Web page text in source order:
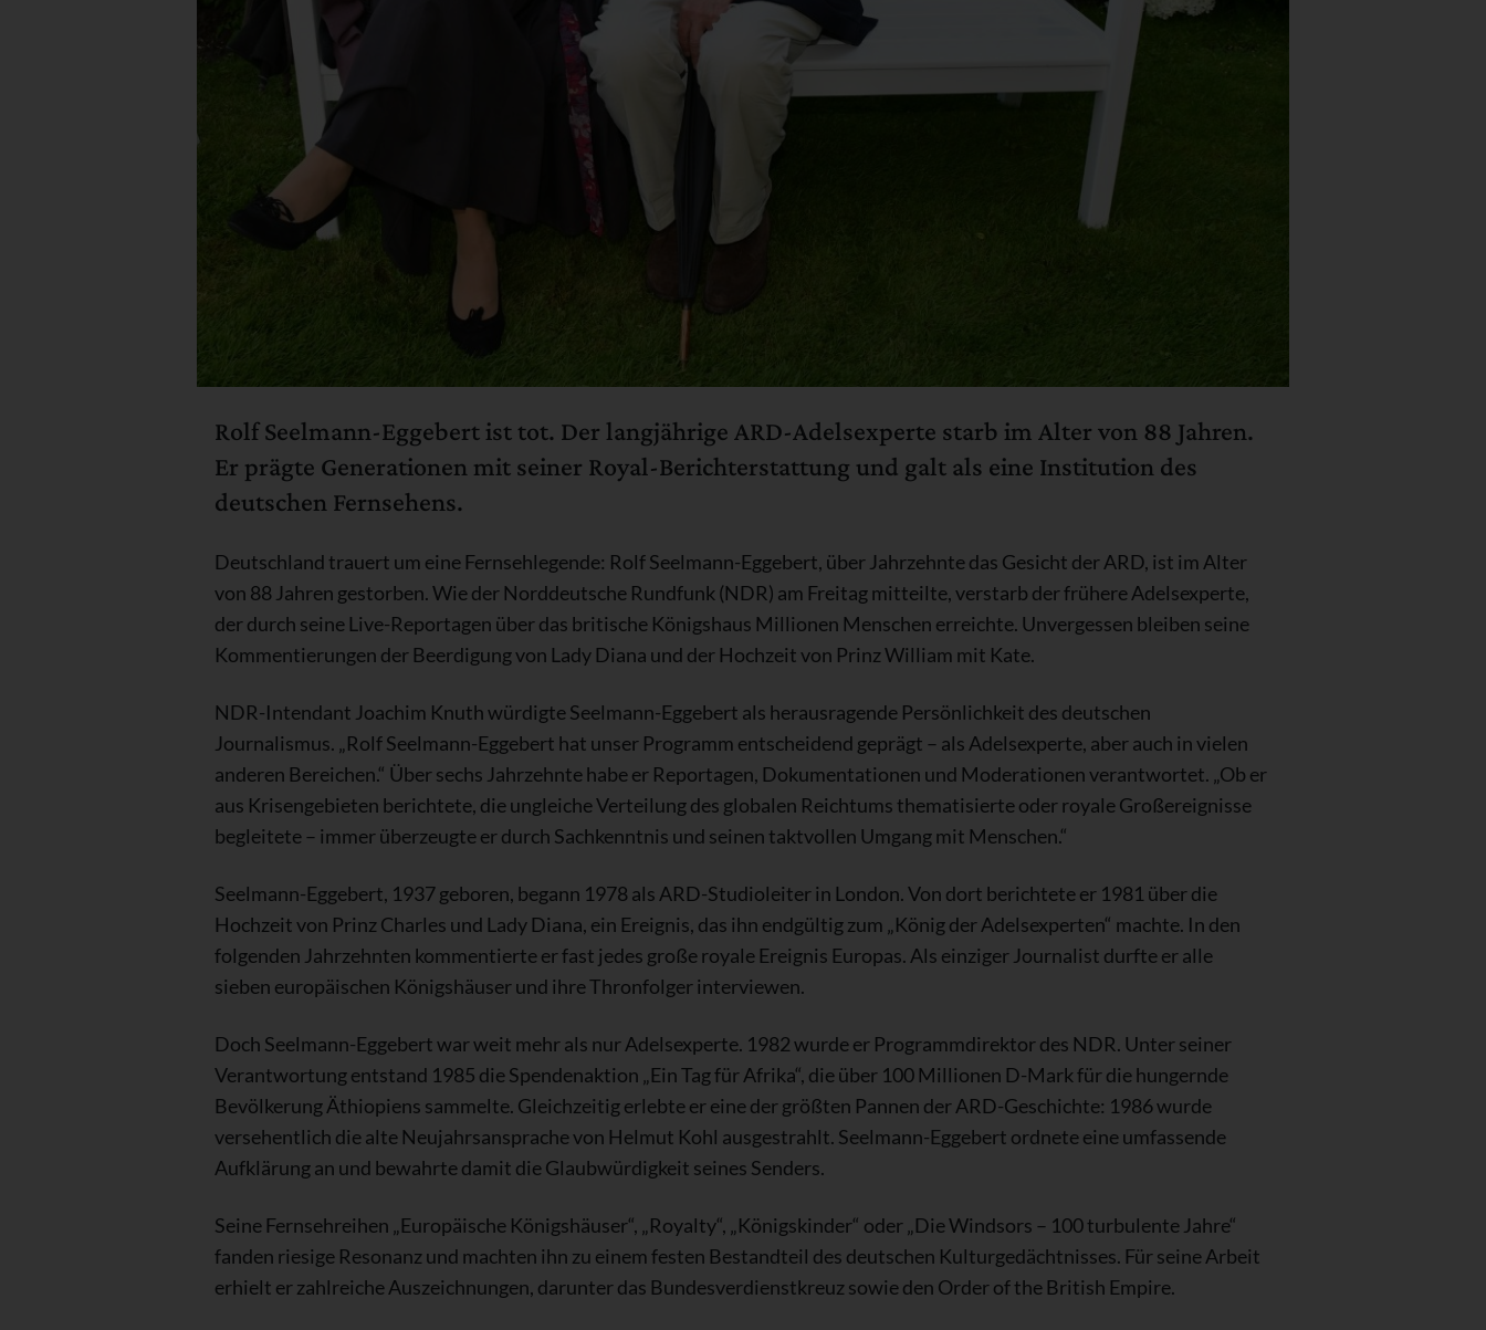
Rolf Seelmann-Eggebert ist tot. Der langjährige ARD-Adelsexperte starb im Alter von 88 Jahren.
Er prägte Generationen mit seiner Royal-Berichterstattung und galt als eine Institution des
deutschen Fernsehens.
Deutschland trauert um eine Fernsehlegende: Rolf Seelmann-Eggebert, über Jahrzehnte das Gesicht der ARD, ist im Alter
von 88 Jahren gestorben. Wie der Norddeutsche Rundfunk (NDR) am Freitag mitteilte, verstarb der frühere Adelsexperte,
der durch seine Live-Reportagen über das britische Königshaus Millionen Menschen erreichte. Unvergessen bleiben seine
Kommentierungen der Beerdigung von Lady Diana und der Hochzeit von Prinz William mit Kate.
NDR-Intendant Joachim Knuth würdigte Seelmann-Eggebert als herausragende Persönlichkeit des deutschen
Journalismus. „Rolf Seelmann-Eggebert hat unser Programm entscheidend geprägt – als Adelsexperte, aber auch in vielen
anderen Bereichen.“ Über sechs Jahrzehnte habe er Reportagen, Dokumentationen und Moderationen verantwortet. „Ob er
aus Krisengebieten berichtete, die ungleiche Verteilung des globalen Reichtums thematisierte oder royale Großereignisse
begleitete – immer überzeugte er durch Sachkenntnis und seinen taktvollen Umgang mit Menschen.“
Seelmann-Eggebert, 1937 geboren, begann 1978 als ARD-Studioleiter in London. Von dort berichtete er 1981 über die
Hochzeit von Prinz Charles und Lady Diana, ein Ereignis, das ihn endgültig zum „König der Adelsexperten“ machte. In den
folgenden Jahrzehnten kommentierte er fast jedes große royale Ereignis Europas. Als einziger Journalist durfte er alle
sieben europäischen Königshäuser und ihre Thronfolger interviewen.
Doch Seelmann-Eggebert war weit mehr als nur Adelsexperte. 1982 wurde er Programmdirektor des NDR. Unter seiner
Verantwortung entstand 1985 die Spendenaktion „Ein Tag für Afrika“, die über 100 Millionen D-Mark für die hungernde
Bevölkerung Äthiopiens sammelte. Gleichzeitig erlebte er eine der größten Pannen der ARD-Geschichte: 1986 wurde
versehentlich die alte Neujahrsansprache von Helmut Kohl ausgestrahlt. Seelmann-Eggebert ordnete eine umfassende
Aufklärung an und bewahrte damit die Glaubwürdigkeit seines Senders.
Seine Fernsehreihen „Europäische Königshäuser“, „Royalty“, „Königskinder“ oder „Die Windsors – 100 turbulente Jahre“
fanden riesige Resonanz und machten ihn zu einem festen Bestandteil des deutschen Kulturgedächtnisses. Für seine Arbeit
erhielt er zahlreiche Auszeichnungen, darunter das Bundesverdienstkreuz sowie den Order of the British Empire.